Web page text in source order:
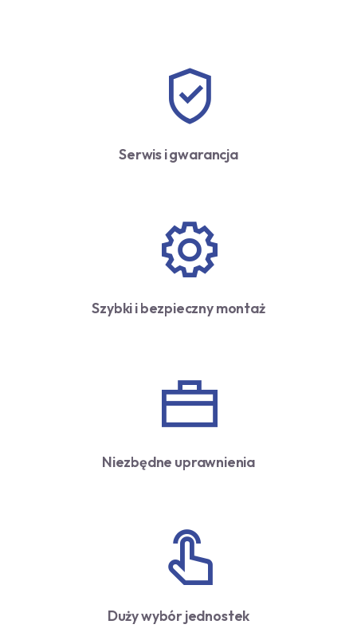
Serwis i gwarancja
Szybki i bezpieczny montaż
Niezbędne uprawnienia
Duży wybór jednostek